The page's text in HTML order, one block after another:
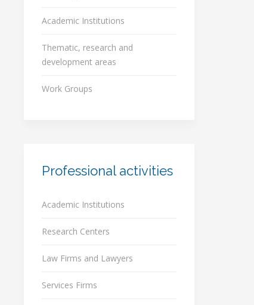
Academic Institutions
Thematic, research and
development areas
Work Groups
Professional activities
Academic Institutions
Research Centers
Law Firms and Lawyers
Services Firms